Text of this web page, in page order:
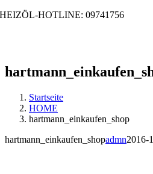
Zum
HEIZÖL-HOTLINE: 09741756
Startseite
HOME
hartmann_einkaufen_shop
hartmann_einkaufen_shopadmn2016-